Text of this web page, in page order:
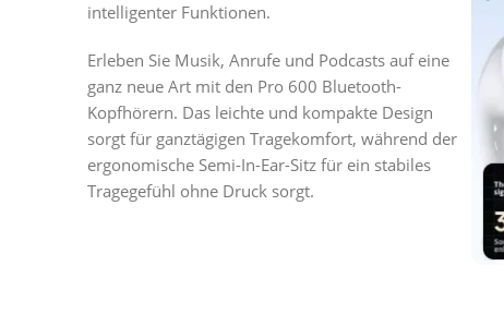
intelligenter Funktionen.
Erleben Sie Musik, Anrufe und Podcasts auf eine
ganz neue Art mit den Pro 600 Bluetooth-
Kopfhörern. Das leichte und kompakte Design
sorgt für ganztägigen Tragekomfort, während der
ergonomische Semi-In-Ear-Sitz für ein stabiles
Tragegefühl ohne Druck sorgt.